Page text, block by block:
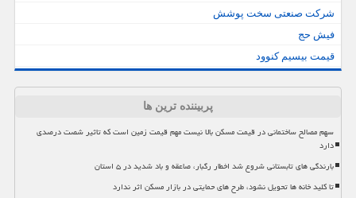
شرکت صنعتی سخت پوشش
فیش حج
قیمت بیسیم کنوود
پربیننده ترین ها
سهم مصالح ساختمانی در قیمت مسکن بالا نیست مهم قیمت زمین است که تاثیر شصت درصدی
دارد
بارندگی های تابستانی شروع شد اخطار رگبار، صاعقه و باد شدید در ۵ استان
تا کلید خانه ها تحویل نشود، طرح های حمایتی در بازار مسکن اثر ندارد